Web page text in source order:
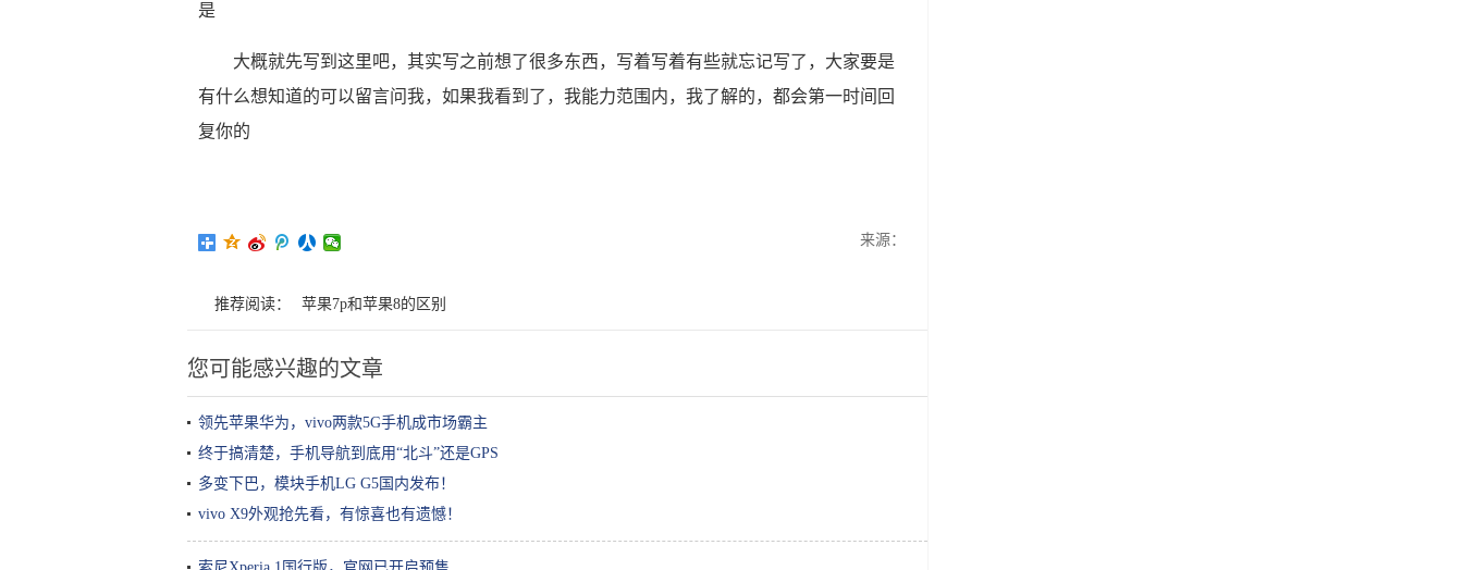
是
大概就先写到这里吧，其实写之前想了很多东西，写着写着有些就忘记写了，大家要是
有什么想知道的可以留言问我，如果我看到了，我能力范围内，我了解的，都会第一时间回
复你的
来源：
推荐阅读： 苹果7p和苹果8的区别
您可能感兴趣的文章
领先苹果华为，vivo两款5G手机成市场霸主
终于搞清楚，手机导航到底用“北斗”还是GPS
多变下巴，模块手机LG G5国内发布！
vivo X9外观抢先看，有惊喜也有遗憾！